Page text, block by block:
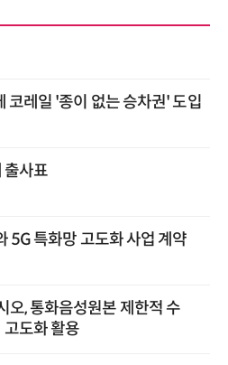
코레일 '종이 없는 승차권' 도입
출사표
5G 특화망 고도화 사업 계약
오, 통화음성원본 제한적 수
도화 활용